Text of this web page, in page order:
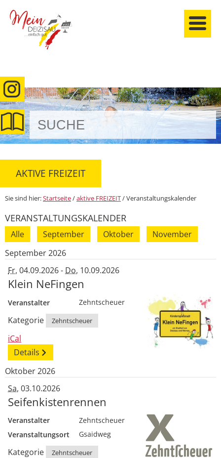
anmelden
AKTIVE FREIZEIT
Sie sind hier:Startseite/aktive FREIZEIT/Veranstaltungskalender
VERANSTALTUNGSKALENDER
Alle September Oktober
November
September 2026
Fr, 04.09.2026- Do, 10.09.2026
Klein NeFingen
Veranstalter Zehntscheuer
Kategorie Zehntscheuer
iCal
Details
Oktober 2026
Sa, 03.10.2026
Seifenkistenrennen
Veranstalter
Zehntscheuer
Veranstaltungsort
Gsaidweg
Kategorie Zehntscheuer